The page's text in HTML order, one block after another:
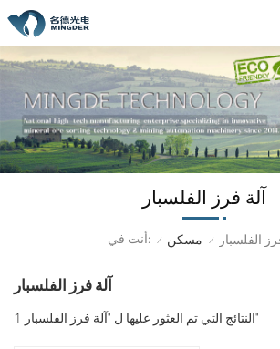
آلة فرز الفلسبار
أنت في: / مسكن / الفلسبار
آلة فرز الفلسبار
1 النتائج التي تم العثور عليها ل "آلة فرز الفلسبار"